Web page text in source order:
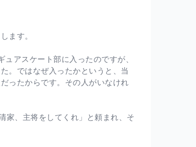
ます。
アスケート部に入ったのですが、
。ではなぜ入ったかというと、当
ったからです。その人がいなけれ
家、主将をしてくれ」と頼まれ、そ